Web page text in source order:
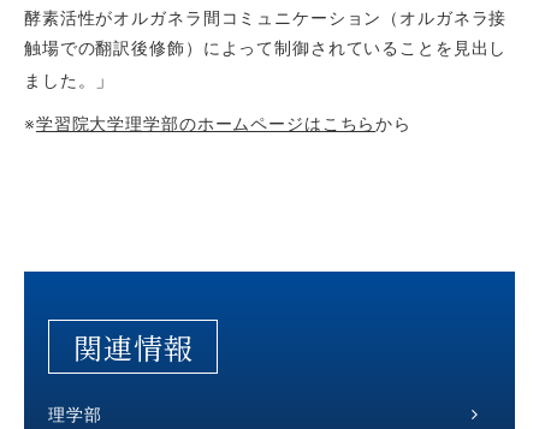
酵素活性がオルガネラ間コミュニケーシ ョン（オルガネラ接
触場での翻訳後修飾）によって制御されていることを見出し
ました。
」
※学習院大学理学部のホームページはこちらから
関連情報
理学部